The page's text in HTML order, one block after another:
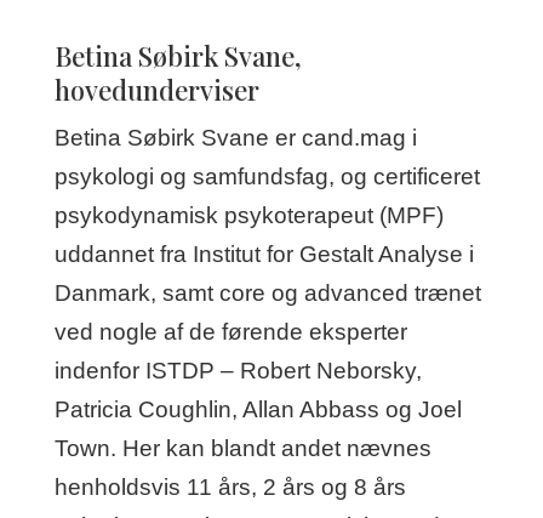
Betina Søbirk Svane,
hovedunderviser
Betina Søbirk Svane er cand.mag i
psykologi og samfundsfag, og certificeret
psykodynamisk psykoterapeut (MPF)
uddannet fra Institut for Gestalt Analyse i
Danmark, samt core og advanced trænet
ved nogle af de førende eksperter
indenfor ISTDP – Robert Neborsky,
Patricia Coughlin, Allan Abbass og Joel
Town. Her kan blandt andet nævnes
henholdsvis 11 års, 2 års og 8 års